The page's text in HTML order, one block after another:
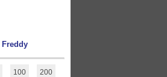
Freddy
100 200